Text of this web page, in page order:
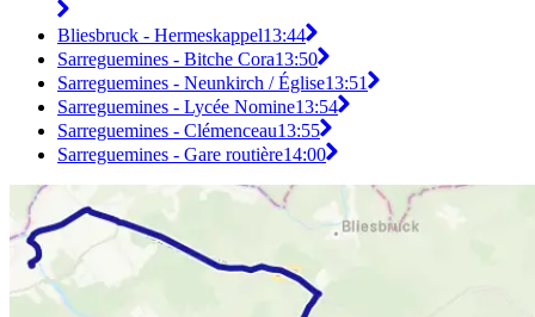
Bliesbruck - Hermeskappel13:44
Sarreguemines - Bitche Cora13:50
Sarreguemines - Neunkirch / Église13:51
Sarreguemines - Lycée Nomine13:54
Sarreguemines - Clémenceau13:55
Sarreguemines - Gare routière14:00